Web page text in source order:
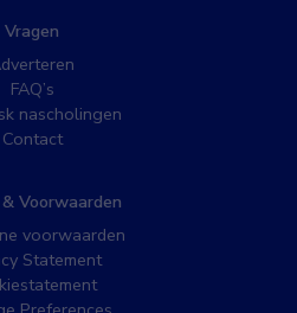
Vragen
FAQ’s
nascholingen
Contact
Voorwaarden
voorwaarden
Statement